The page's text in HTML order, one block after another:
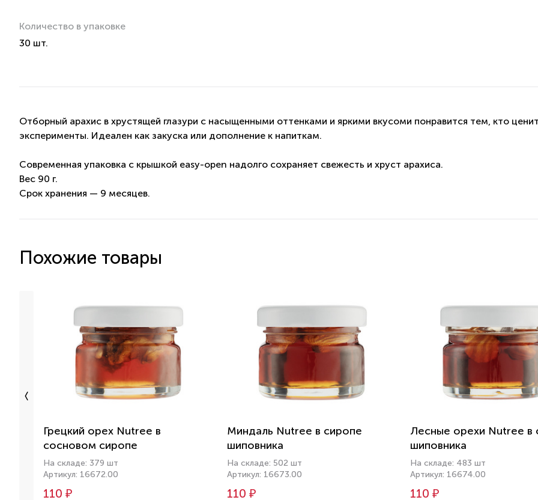
Количество в упаковке
30 шт.
Отборный арахис в хрустящей глазури с насыщенными оттенками и яркими вкусоми понравится тем, кто
эксперименты. Идеален как закуска или дополнение к напиткам.
Современная упаковка с крышкой easy-open надолго сохраняет свежесть и хруст арахиса.
Вес 90 г.
Срок хранения — 9 месяцев.
Похожие товары
Грецкий орех Nutree в
сосновом сиропе
На складе: 379 шт
Артикул: 16672.00
110 ₽
Миндаль Nutree в сиропе
шиповника
На складе: 502 шт
Артикул: 16673.00
110 ₽
Лесные орехи Nutree в
шиповника
На складе: 483 шт
Артикул: 16674.00
110 ₽